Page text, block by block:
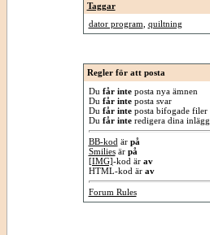
Taggar
dator program quiltning
Regler för att posta
Du får inteposta nya ämnen
Du får inteposta svar
Du får inteposta bifogade filer
Du får interedigera dina inlägg
BB-kod är på
Smiliesär på
[IMG]-kod är av
HTML-kod är av
Forum Rules